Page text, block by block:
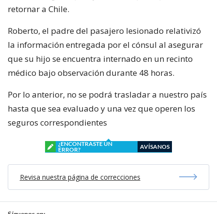
retornar a Chile.
Roberto, el padre del pasajero lesionado relativizó
la información entregada por el cónsul al asegurar
que su hijo se encuentra internado en un recinto
médico bajo observación durante 48 horas.
Por lo anterior, no se podrá trasladar a nuestro país
hasta que sea evaluado y una vez que operen los
seguros correspondientes
¿ENCONTRASTE UN
ERROR?
AVÍSANOS
Revisa nuestra página de correcciones